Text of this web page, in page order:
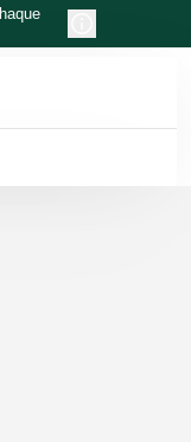
par 0 clients